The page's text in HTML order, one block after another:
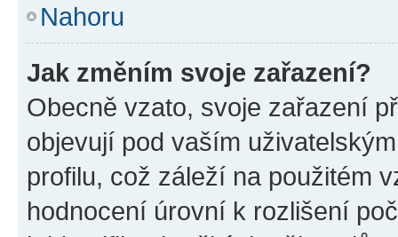
Nahoru
Jak změním svoje zařazení?
Obecně vzato, svoje zařazení
objevují pod vaším
profilu, což záleží na použitém
hodnocení úrovní k rozlišení